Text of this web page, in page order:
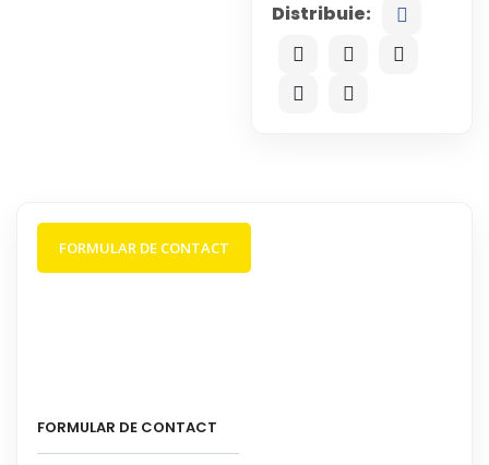
Distribuie:
FORMULAR DE CONTACT
FORMULAR DE CONTACT